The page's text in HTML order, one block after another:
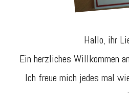
Hallo, ihr
Ein herzliches Willkommen
Ich freue mich jedes mal